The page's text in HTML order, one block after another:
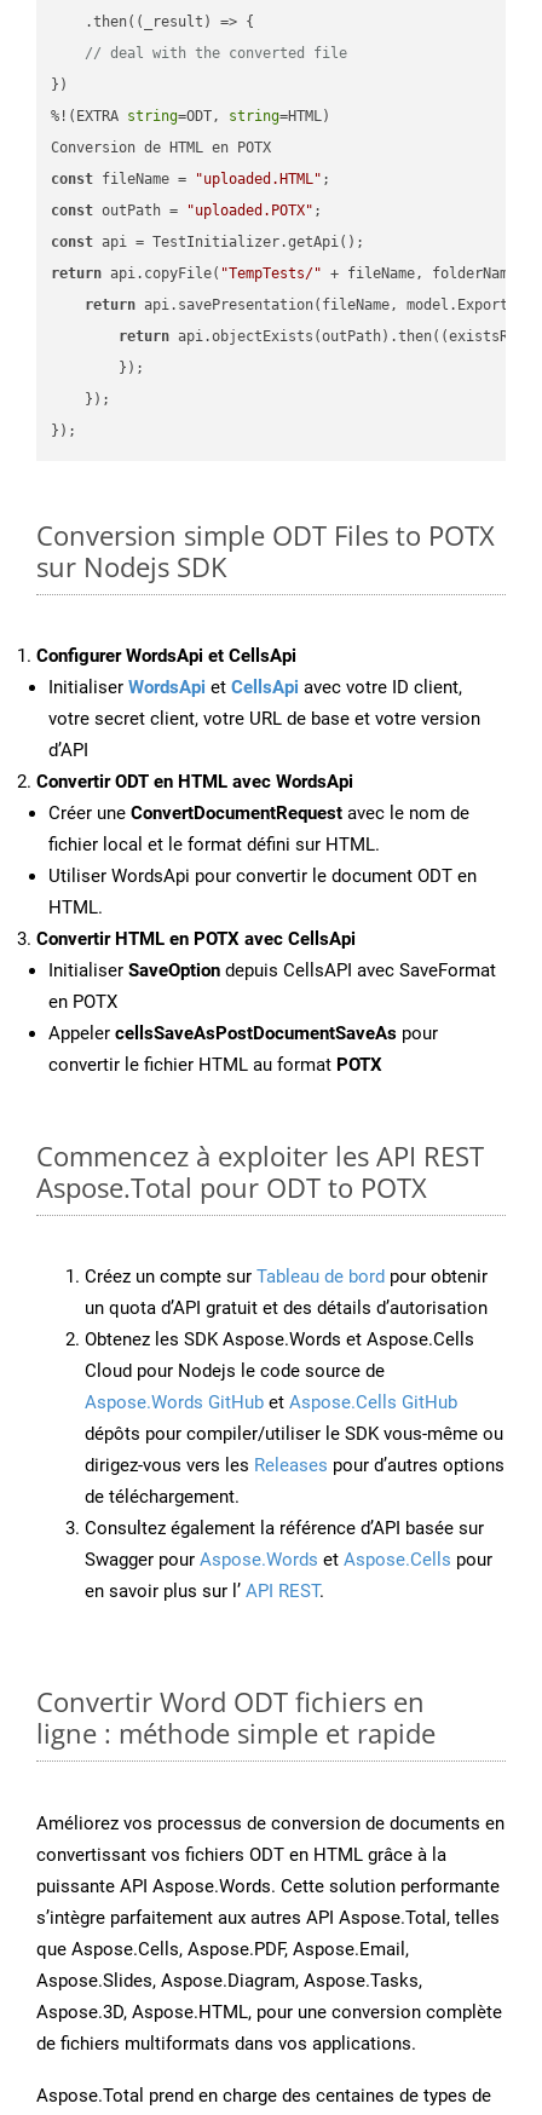
    .then(
( _result ) => {
// deal with the converted file
})
%!(EXTRA string=ODT, string=HTML)
const fileName = "uploaded.HTML"
const outPath = "uploaded.POTX"
const
return api.copyFile( "TempTests/" + fileName, folderName +
return api.savePresentation(fileName,
return api.objectExists(outPath).then( (
        });
    });
Conversion simple ODT Files to POTX
sur Nodejs SDK
Configurer WordsApi et CellsApi
Initialiser WordsApi et CellsApi avec votre ID client,
votre secret client, votre URL de base et votre version
d’API
Convertir ODT en HTML avec WordsApi
Créer une ConvertDocumentRequest avec le nom de
fichier local et le format défini sur HTML.
Utiliser WordsApi pour convertir le document ODT en
HTML.
Convertir HTML en POTX avec CellsApi
Initialiser SaveOption depuis CellsAPI avec SaveFormat
en POTX
Appeler cellsSaveAsPostDocumentSaveAs pour
convertir le fichier HTML au format POTX
Commencez à exploiter les API REST
Aspose.Total pour ODT to POTX
Créez un compte sur Tableau de bord pour obtenir
un quota d’API gratuit et des détails d’autorisation
Obtenez les SDK Aspose.Words et Aspose.Cells
Cloud pour Nodejs le code source de
Aspose.Words GitHub et Aspose.Cells GitHub
dépôts pour compiler/utiliser le SDK vous-même ou
dirigez-vous vers les Releases pour d’autres options
de téléchargement.
Consultez également la référence d’API basée sur
Swagger pour Aspose.Words et Aspose.Cells pour
en savoir plus sur l’ API REST.
Convertir Word ODT fichiers en
ligne : méthode simple et rapide
Améliorez vos processus de conversion de documents en
convertissant vos fichiers ODT en HTML grâce à la
puissante API Aspose.Words. Cette solution performante
s’intègre parfaitement aux autres API Aspose.Total, telles
que Aspose.Cells, Aspose.PDF, Aspose.Email,
Aspose.Slides, Aspose.Diagram, Aspose.Tasks,
Aspose.3D, Aspose.HTML, pour une conversion complète
de fichiers multiformats dans vos applications.
Aspose.Total prend en charge des centaines de types de